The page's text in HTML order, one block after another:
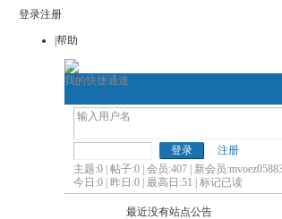
登录注册
|帮助
我的快捷通道
全国医学博士外语
注册
主题:0 | 帖子:0 | 会员:407 | 新会员:
今日:0 | 昨日:0 | 最高日:51 | 标记已读
最近没有站点公告